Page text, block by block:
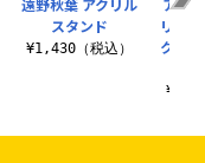
遠野秋葉 アクリル
スタンド
¥1,430（税込）
アル
リュ
クリ